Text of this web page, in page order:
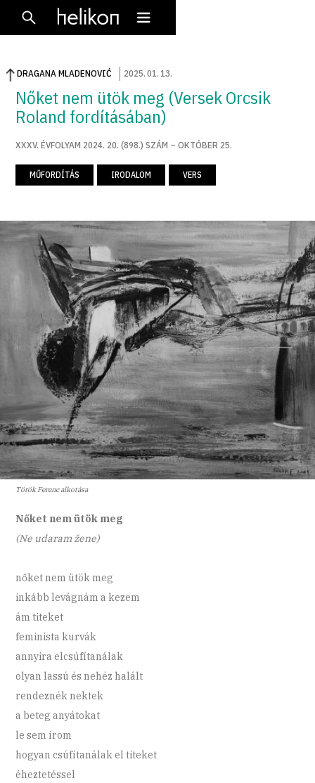
DRAGANA MLADENOVIĆ 2025.01. 13.
Nőket nem ütök meg (Versek Orcsik
Roland fordításában)
XXXV. ÉVFOLYAM 2024. 20. (898.) SZÁM – OKTÓBER 25.
MŰFORDÍTÁS IRODALOM VERS
Török Ferenc alkotása
Nőket nem ütök meg
(Ne udaram žene)
nőket nem ütök meg
inkább levágnám a kezem
ám titeket
feminista kurvák
annyira elcsúfítanálak
olyan lassú és nehéz halált
rendeznék nektek
a beteg anyátokat
le sem írom
hogyan csúfítanálak el titeket
éheztetéssel